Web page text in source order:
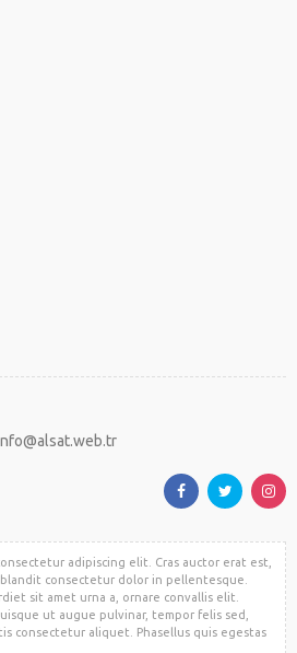
adipiscing elit. Cras auctor erat est,
consectetur dolor in pellentesque.
sit amet urna a, ornare convallis elit.
ut augue pulvinar, tempor felis sed,
consectetur aliquet. Phasellus quis egestas